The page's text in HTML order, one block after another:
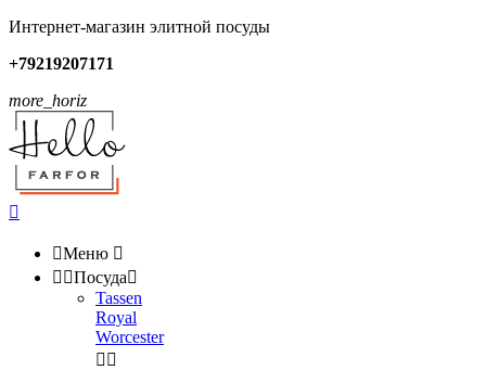
Интернет-магазин элитной посуды
+79219207171
more_horiz

Меню 
 Посуда
Tassen
Royal
Worcester
 